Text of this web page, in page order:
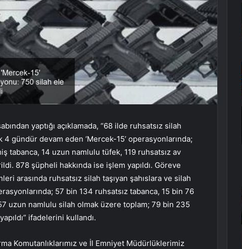
yaptığı açıklamada, “68 ilde ruhsatsız silah
4 gündür devam eden ‘Mercek-15’ operasyonlarında;
tabanca, 14 uzun namlulu tüfek, 119 ruhsatsız av
878 şüpheli hakkında ise işlem yapıldı. Göreve
arasında ruhsatsız silah taşıyan şahıslara ve silah
57 bin 134 ruhsatsız tabanca, 15 bin 76
uzun namlulu silah olmak üzere toplam; 79 bin 235
ifadelerini kullandı.
Komutanlıklarımız ve İl Emniyet Müdürlüklerimiz